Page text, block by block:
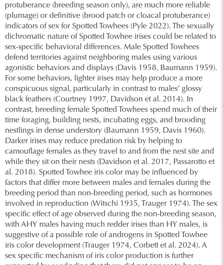
protuberance (breeding season only), are much more reliable
(plumage) or definitive (brood patch or cloacal protuberance)
indicators of sex for Spotted Towhees (Pyle 2022). The sexually
dichromatic nature of Spotted Towhee irises could be related to
sex-specific behavioral differences. Male Spotted Towhees
defend territories against neighboring males using various
agonistic behaviors and displays (Davis 1958, Baumann 1959).
For some behaviors, lighter irises may help produce a more
conspicuous signal, particularly in contrast to males’ glossy
black feathers (Courtney 1997, Davidson et al. 2014). In
contrast, breeding female Spotted Towhees spend much of their
time foraging, building nests, incubating eggs, and brooding
nestlings in dense understory (Baumann 1959, Davis 1960).
Darker irises may reduce predation risk by helping to
camouflage females as they travel to and from the nest site and
while they sit on their nests (Davidson et al. 2017, Passarotto et
al. 2018). Spotted Towhee iris color may be influenced by
factors that differ more between males and females during the
breeding period than non-breeding period, such as hormones
involved in reproduction (Witschi 1935, Trauger 1974). The sex
specific effect of age observed during the non-breeding season,
with AHY males having much redder irises than HY males, is
suggestive of a possible role of androgens in Spotted Towhee
iris color development (Trauger 1974, Corbett et al. 2024). A
sex specific mechanism of iris color production is further